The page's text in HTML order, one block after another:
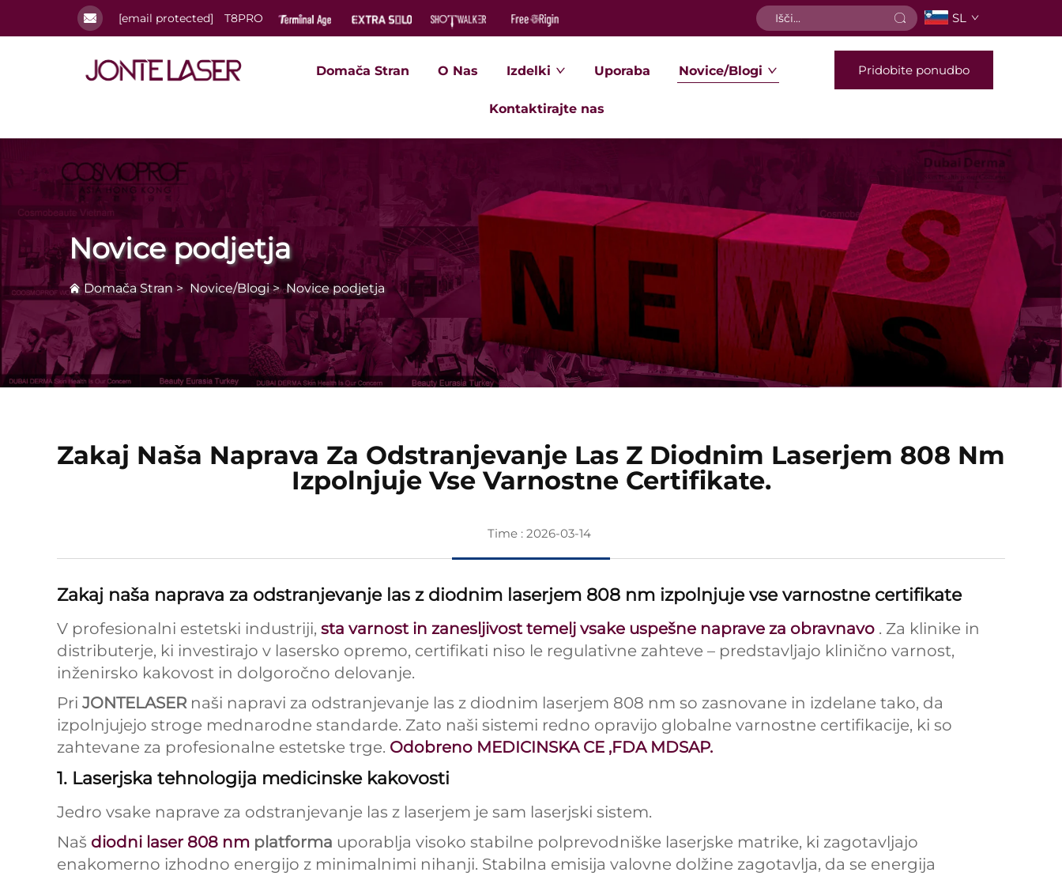
[email protected] T8PRO SL
Domača Stran O Nas Izdelki Uporaba Novice/Blogi
Kontaktirajte nas
Pridobite ponudbo
Novice podjetja
Domača Stran> Novice/Blogi>Novice podjetja
Zakaj Naša Naprava Za Odstranjevanje Las Z Diodnim Laserjem 808 Nm
Izpolnjuje Vse Varnostne Certifikate.
Time : 2026-03-14
Zakaj naša naprava za odstranjevanje las z diodnim laserjem 808 nm izpolnjuje vse varnostne certifikate
V profesionalni estetski industriji, sta varnost in zanesljivost temelj vsake uspešne naprave za obravnavo . Za klinike in
distributerje, ki investirajo v lasersko opremo, certifikati niso le regulativne zahteve – predstavljajo klinično varnost,
inženirsko kakovost in dolgoročno delovanje.
Pri JONTELASER naši napravi za odstranjevanje las z diodnim laserjem 808 nm so zasnovane in izdelane tako, da
izpolnjujejo stroge mednarodne standarde. Zato naši sistemi redno opravijo globalne varnostne certifikacije, ki so
zahtevane za profesionalne estetske trge. Odobreno MEDICINSKA CE ,FDA MDSAP.
1. Laserjska tehnologija medicinske kakovosti
Jedro vsake naprave za odstranjevanje las z laserjem je sam laserjski sistem.
Naš diodni laser 808 nm platforma uporablja visoko stabilne polprevodniške laserjske matrike, ki zagotavljajo
enakomerno izhodno energijo z minimalnimi nihanji. Stabilna emisija valovne dolžine zagotavlja, da se energija